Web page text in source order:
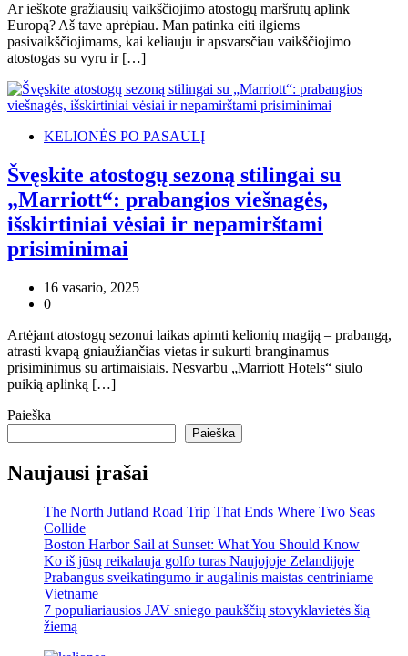
Ar ieškote gražiausių vaikščiojimo atostogų maršrutų aplink
Europą? Aš tave aprėpiau. Man patinka eiti ilgiems
pasivaikščiojimams, kai keliauju ir apsvarsčiau vaikščiojimo
atostogas su vyru ir […]
KELIONĖS PO PASAULĮ
Švęskite atostogų sezoną stilingai su
„Marriott“: prabangios viešnagės,
išskirtiniai vėsiai ir nepamirštami
prisiminimai
16 vasario, 2025
0
Artėjant atostogų sezonui laikas apimti kelionių magiją – prabangą,
atrasti kvapą gniaužiančias vietas ir sukurti branginamus
prisiminimus su artimaisiais. Nesvarbu „Marriott Hotels“ siūlo
puikią aplinką […]
Paieška
Paieška
Naujausi įrašai
The North Jutland Road Trip That Ends Where Two Seas
Collide
Boston Harbor Sail at Sunset: What You Should Know
Ko iš jūsų reikalauja golfo turas Naujojoje Zelandijoje
Prabangus sveikatingumo ir augalinis maistas centriniame
Vietname
7 populiariausios JAV sniego paukščių stovyklavietės šią
žiemą